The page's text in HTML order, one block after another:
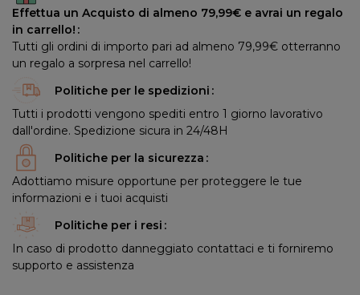
Effettua un Acquisto di almeno 79,99€ e avrai un regalo
in carrello!
Tutti gli ordini di importo pari ad almeno 79,99€ otterranno
un regalo a sorpresa nel carrello!
Politiche per le spedizioni
Tutti i prodotti vengono spediti entro 1 giorno lavorativo
dall'ordine. Spedizione sicura in 24/48H
Politiche per la sicurezza
Adottiamo misure opportune per proteggere le tue
informazioni e i tuoi acquisti
Politiche per i resi
In caso di prodotto danneggiato contattaci e ti forniremo
supporto e assistenza